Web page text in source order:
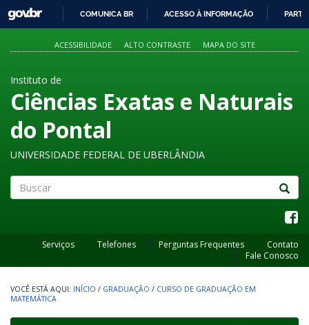
PARA
O
GOVBR
COMUNICA BR ACESSO À INFORMAÇÃO
ACESSIBILIDADE ALTO CONTRASTE MAPA DO SITE
Instituto de
Ciências Exatas e Naturais
do Pontal
UNIVERSIDADE FEDERAL DE UBERLÂNDIA
Serviços Telefones Perguntas Frequentes
Contato
Fale Conosco
INÍCIO / GRADUAÇÃO / CURSO DE GRADUAÇÃO EM
MATEMÁTICA